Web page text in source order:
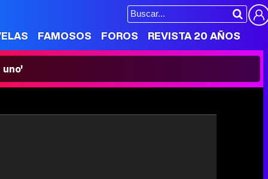
FAMOSOS FOROS REVISTA 20 AÑOS